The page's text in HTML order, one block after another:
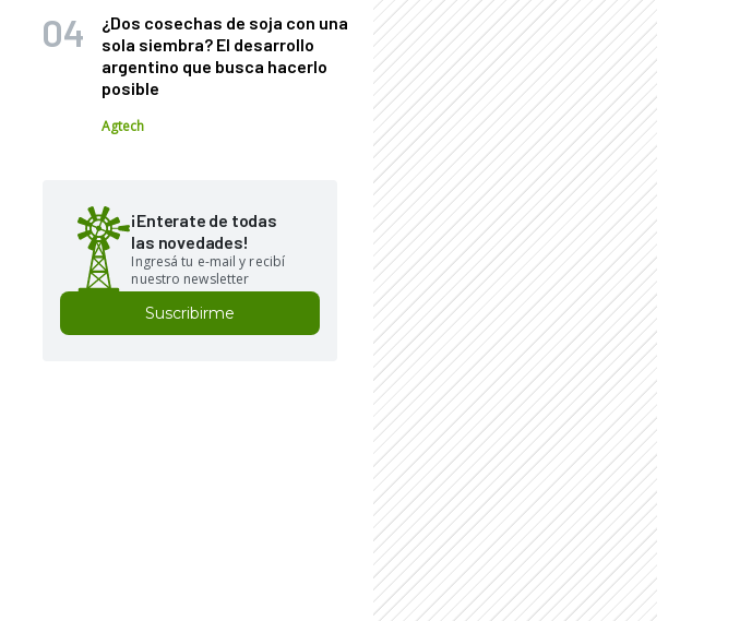
¿Dos cosechas de soja con una
sola siembra? El desarrollo
argentino que busca hacerlo
posible
Agtech
¡Enterate de todas
las novedades!
Ingresá tu e-mail y recibí
nuestro newsletter
Suscribirme